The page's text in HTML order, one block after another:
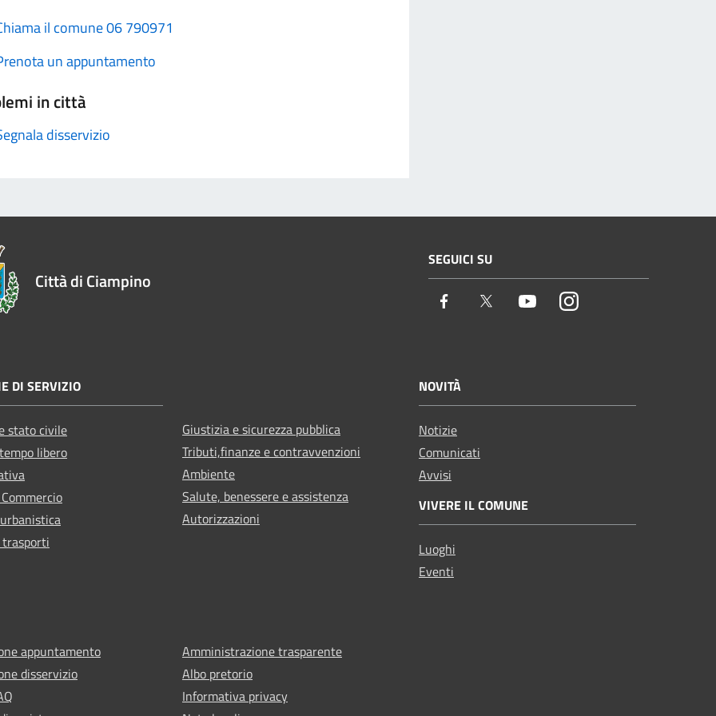
il comune 06 790971
un appuntamento
in città
disservizio
Città di Ciampino
SEGUICI SU
Facebook Twitter YoutubeInstagram
DI SERVIZIO
stato civile
libero
Giustizia e sicurezza pubblica
Tributi,finanze e contravvenzioni
Ambiente
Salute, benessere e assistenza
Autorizzazioni
NOVITÀ
Notizie
Comunicati
Avvisi
VIVERE IL COMUNE
Luoghi
Eventi
appuntamento
disservizio
Amministrazione trasparente
Albo pretorio
Informativa privacy